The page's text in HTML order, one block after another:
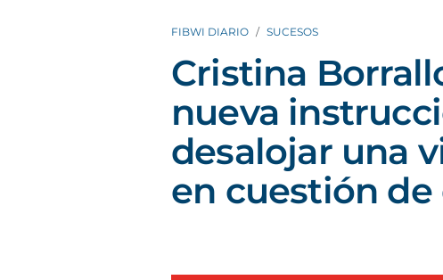
FIBWI DIARIO SUCESOS
Cristina
nueva
desalojar una
en cuestión de